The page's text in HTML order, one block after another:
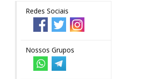
Redes Sociais
Nossos Grupos